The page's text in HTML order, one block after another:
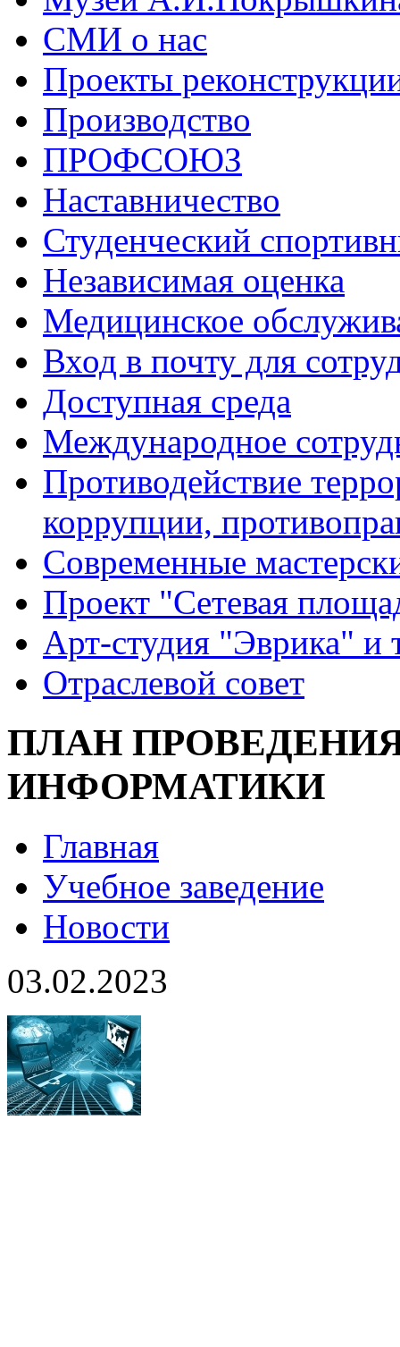
СМИ о нас
Проекты
Производство
ПРОФСОЮЗ
Наставничество
Студенческий
Независимая оценка
Медицинское
Вход в почту для
Доступная среда
Международное
Противодействие
коррупции,
Современные
Проект "Сетевая
Арт-студия "Эврика" и
Отраслевой совет
ПЛАН
ИНФОРМАТИКИ
Главная
Учебное заведение
Новости
03.02.2023